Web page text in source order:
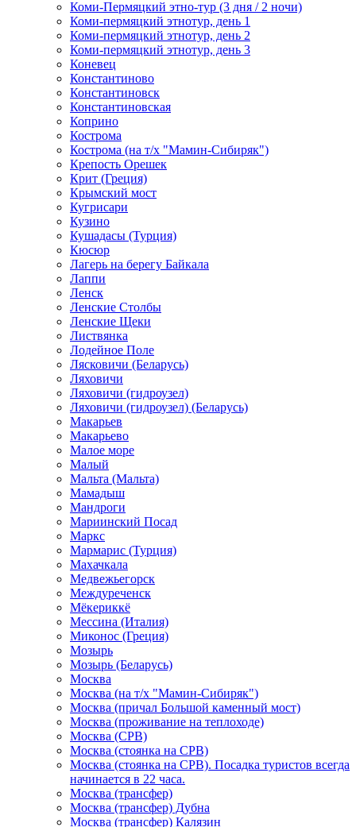
Коми-Пермяцкий этно-тур (3 дня / 2 ночи)
Коми-пермяцкий этнотур, день 1
Коми-пермяцкий этнотур, день 2
Коми-пермяцкий этнотур, день 3
Коневец
Константиново
Константиновск
Константиновская
Коприно
Кострома
Кострома (на т/х "Мамин-Сибиряк")
Крепость Орешек
Крит (Греция)
Крымский мост
Кугрисари
Кузино
Кушадасы (Турция)
Кюсюр
Лагерь на берегу Байкала
Лаппи
Ленск
Ленские Столбы
Ленские Щеки
Листвянка
Лодейное Поле
Лясковичи (Беларусь)
Ляховичи
Ляховичи (гидроузел)
Ляховичи (гидроузел) (Беларусь)
Макарьев
Макарьево
Малое море
Малый
Мальта (Мальта)
Мамадыш
Мандроги
Мариинский Посад
Маркс
Мармарис (Турция)
Махачкала
Медвежьегорск
Междуреченск
Мёкериккё
Мессина (Италия)
Миконос (Греция)
Мозырь
Мозырь (Беларусь)
Москва
Москва (на т/х "Мамин-Сибиряк")
Москва (причал Большой каменный мост)
Москва (проживание на теплоходе)
Москва (СРВ)
Москва (стоянка на СРВ)
Москва (стоянка на СРВ). Посадка туристов всегда
начинается в 22 часа.
Москва (трансфер)
Москва (трансфер) Дубна
Москва (трансфер) Калязин